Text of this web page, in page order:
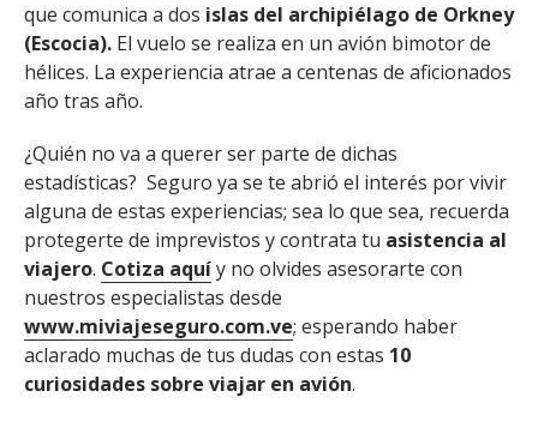
que comunica a dos islas del archipiélago de Orkney
(Escocia). El vuelo se realiza en un avión bimotor de
hélices. La experiencia atrae a centenas de aficionados
año tras año.
¿Quién no va a querer ser parte de dichas
estadísticas? Seguro ya se te abrió el interés por vivir
alguna de estas experiencias; sea lo que sea, recuerda
protegerte de imprevistos y contrata tu asistencia al
viajero. Cotiza aquíy no olvides asesorarte con
nuestros especialistas desde
www.miviajeseguro.com.ve; esperando haber
aclarado muchas de tus dudas con estas 10
curiosidades sobre viajar en avión.